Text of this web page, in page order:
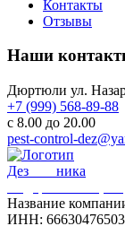
Контакты
Отзывы
Наши
Дюртюли ул.
+7 (999) 568-89-88
с 8.00 до 20.00
pest-control-
Дез
ника
Название
ИНН: